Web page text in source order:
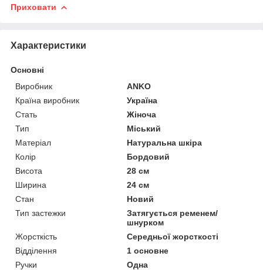
Приховати
Характеристики
Основні
Виробник
ANKO
Країна виробник
Україна
Стать
Жіноча
Тип
Міський
Матеріал
Натуральна шкіра
Колір
Бордовий
Висота
28 см
Ширина
24 см
Стан
Новий
Тип застежки
Затягується ременем/
шнурком
Жорсткість
Середньої жорсткості
Відділення
1 основне
Ручки
Одна